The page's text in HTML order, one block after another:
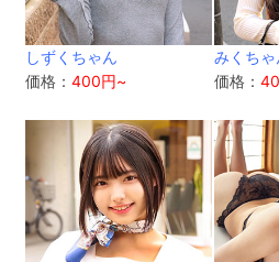
しずくちゃん
価格：400円~
みくちゃ
価格：